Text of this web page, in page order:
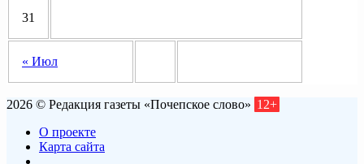
« Июл
31
2026 © Редакция газеты «Почепское слово» 12+
О проекте
Карта сайта